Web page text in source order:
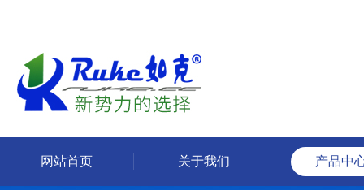
网站首页 关于我们 产品中